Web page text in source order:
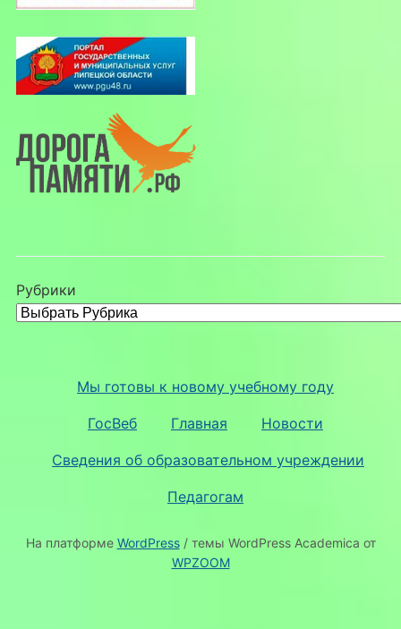
Рубрики
Мы готовы к новому учебному году
ГосВеб Главная Новости
Сведения об образовательном учреждении
Педагогам
На платформе WordPress/ темы WordPress Academica от
WPZOOM